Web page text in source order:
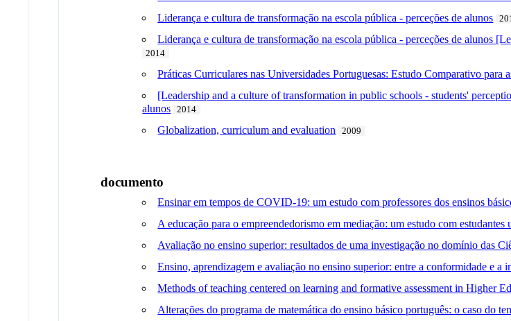
Liderança e cultura de transformação na escola pública - perceções de alunos
Liderança e cultura de transformação na escola pública - perceções de alunos
2014
Práticas Curriculares nas Universidades Portuguesas: Estudo Comparativo para
[Leadership and a culture of transformation in public schools - students'
alunos
2014
Globalization, curriculum and evaluation 2009
documento
Ensinar em tempos de COVID-19: um estudo com professores dos ensinos
A educação para o empreendedorismo em mediação: um estudo com estudantes
Avaliação no ensino superior: resultados de uma investigação no domínio das
Ensino, aprendizagem e avaliação no ensino superior: entre a conformidade e a
Methods of teaching centered on learning and formative assessment in Higher
Alterações do programa de matemática do ensino básico português: o caso do